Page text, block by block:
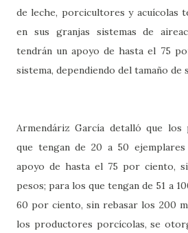
de leche, porcicultores y acuícolas
en sus granjas sistemas de
tendrán un apoyo de hasta el 75
sistema, dependiendo del tamaño de
Armendáriz García detalló que
que tengan de 20 a 50
apoyo de hasta el 75 por ciento,
pesos; para los que tengan de 51 a
60 por ciento, sin rebasar los 200
los productores porcícolas, se